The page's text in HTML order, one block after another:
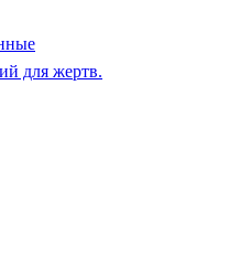
для жертв.